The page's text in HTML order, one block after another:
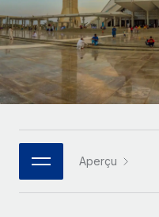
INFRASTRUCTURE
Intégration
Intégrez vos RH aux
Plateforme
Des fonctions RH
Connectez n'importe
notre MCP
Des solutions agiles
paie des entreprises
Entreprises
Développez vos
mesure
Entreprise
Les RH à
APPRENDRE AVEC
Recherche et guides
Études de cas
Checklists et modèles
Descriptions de postes
Español
Italiano
Português (Portugal)
日本語
한국어
Aperçu